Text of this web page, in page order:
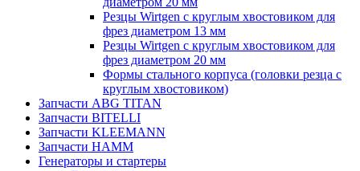
Резцы Wirtgen с круглым хвостовиком для
фрез диаметром 13 мм
Резцы Wirtgen с круглым хвостовиком для
фрез диаметром 20 мм
Формы стального корпуса (головки резца с
круглым хвостовиком)
Запчасти ABG TITAN
Запчасти BITELLI
Запчасти KLEEMANN
Запчасти HAMM
Генераторы и стартеры